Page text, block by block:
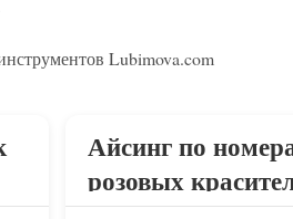
Lubimova.com
Айсинг по
розовых